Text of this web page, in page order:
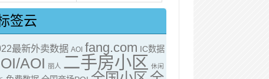
签云
最新外卖数据 AOI fang.com IC数据
AOI 丽人 二手房小区 休闲